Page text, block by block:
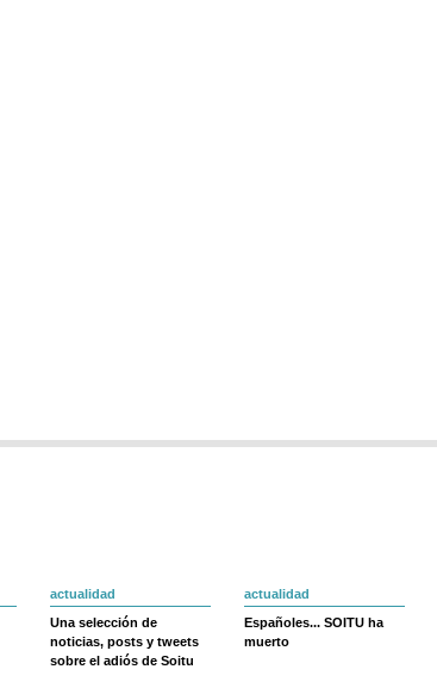
actualidad
Una selección de
noticias, posts y tweets
sobre el adiós de Soitu
actualidad
Españoles... SOITU ha
muerto